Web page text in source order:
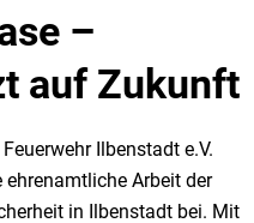
–
auf Zukunft
Ilbenstadt e.V.
Arbeit der
in Ilbenstadt bei. Mit